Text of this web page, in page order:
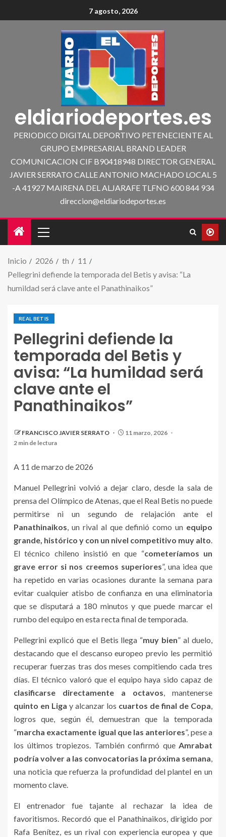
7 agosto, 2026
eldiariodeportes.es
PERIODICO DIGITAL DEPORTIVO PETENECIENTE AL
GRUPO EMPRESARIAL BRAND LEADER
COMUNICACION CIF B90418948 DIRECTOR GENERAL
JAVIER SERRATO CALLE ANTONIO MACHADO LOCAL 5
-A 41927 MAIRENA DEL ALJARAFE TLFNO 600 844 934
direccion@eldiariodeportes.es
Inicio 2026 th
11
Pellegrini defiende la temporada del Betis y avisa: “La
humildad será clave ante el Panathinaikos”
REAL BETIS
Pellegrini defiende la
temporada del Betis y
avisa: “La humildad será
clave ante el
Panathinaikos”
FRANCISCO JAVIER SERRATO
11 marzo, 2026
2 min de lectura
A 11 de marzo de 2026
Manuel Pellegrini volvió a dejar claro, desde la sala de
prensa del Olímpico de Atenas, que el Real Betis no puede
permitirse ni un segundo de relajación ante el
Panathinaikos, un rival al que definió como un equipo
grande, histórico y con un nivel competitivo muy alto.
El técnico chileno insistió en que “cometeríamos un
grave error si nos creemos superiores”, una idea que
ha repetido en varias ocasiones durante la semana para
evitar cualquier atisbo de confianza en una eliminatoria
que se disputará a 180 minutos y que puede marcar el
rumbo del equipo en esta recta final de temporada.
Pellegrini explicó que el Betis llega “muy bien” al duelo,
destacando que el descanso europeo previo les permitió
recuperar fuerzas tras dos meses compitiendo cada tres
días. El técnico valoró que el equipo haya sido capaz de
clasificarse directamente a octavos, mantenerse
quinto en Liga y alcanzar los cuartos de final de Copa,
logros que, según él, demuestran que la temporada
“marcha exactamente igual que las anteriores”, pese a
los últimos tropiezos. También confirmó que Amrabat
podría volver a las convocatorias la próxima semana,
una noticia que refuerza la profundidad del plantel en un
momento clave.
El entrenador fue tajante al rechazar la idea de
favoritismos. Recordó que el Panathinaikos, dirigido por
Rafa Benítez, es un rival con experiencia europea y que